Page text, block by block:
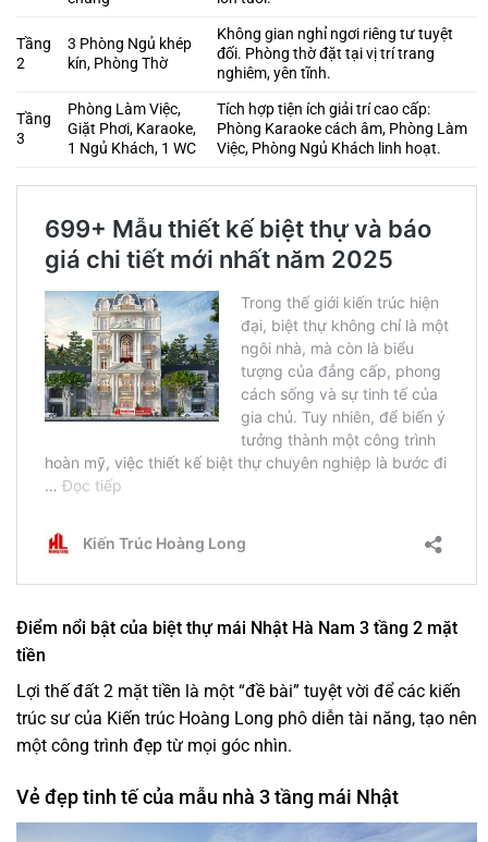
Tầng
2
3 Phòng Ngủ khép
kín, Phòng Thờ
Không gian nghỉ ngơi riêng tư tuyệt
đối. Phòng thờ đặt tại vị trí trang
nghiêm, yên tĩnh.
Tầng
3
Phòng Làm Việc,
Giặt Phơi, Karaoke,
1 Ngủ Khách, 1 WC
Tích hợp tiện ích giải trí cao cấp:
Phòng Karaoke cách âm, Phòng Làm
Việc, Phòng Ngủ Khách linh hoạt.
Điểm nổi bật của biệt thự mái Nhật Hà Nam 3 tầng 2 mặt
tiền
Lợi thế đất 2 mặt tiền là một “đề bài” tuyệt vời để các kiến
trúc sư của Kiến trúc Hoàng Long phô diễn tài năng, tạo nên
một công trình đẹp từ mọi góc nhìn.
Vẻ đẹp tinh tế của mẫu nhà 3 tầng mái Nhật